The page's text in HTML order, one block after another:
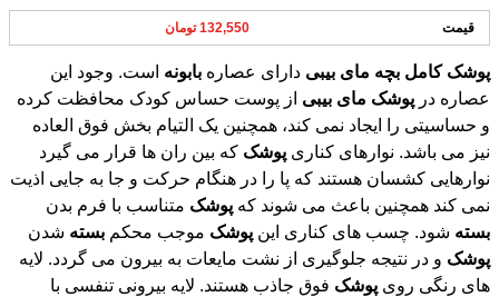
قیمت 132,550 تومان
پوشک کامل بچه مای بیبی دارای عصاره بابونه است. وجود این
عصاره در پوشک مای بیبی از پوست حساس کودک محافظت کرده
و حساسیتی را ایجاد نمی کند، همچنین یک التیام بخش فوق العاده
نیز می باشد. نوارهای کناری پوشک که بین ران ها قرار می گیرد
نوارهایی کشسان هستند که پا را در هنگام حرکت و جا به جایی اذیت
نمی کند همچنین باعث می شوند که پوشک متناسب با فرم بدن
بسته شود. چسب های کناری این پوشک موجب محکم بسته شدن
پوشک و در نتیجه جلوگیری از نشت مایعات به بیرون می گردد. لایه
های رنگی روی پوشک فوق جاذب هستند. لایه بیرونی تنفسی با